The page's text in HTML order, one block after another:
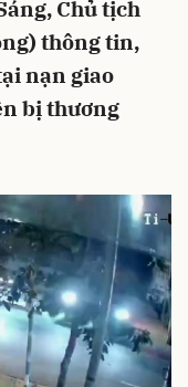
Chủ tịch
thông tin,
nạn giao
bị thương
Hủy Gửi